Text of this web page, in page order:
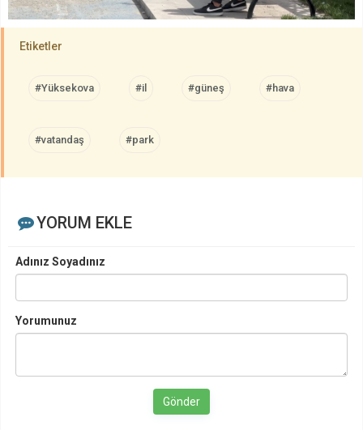
Etiketler
#Yüksekova #il #güneş #hava
#vatandaş #park
YORUM EKLE
Adınız Soyadınız
Yorumunuz
Gönder